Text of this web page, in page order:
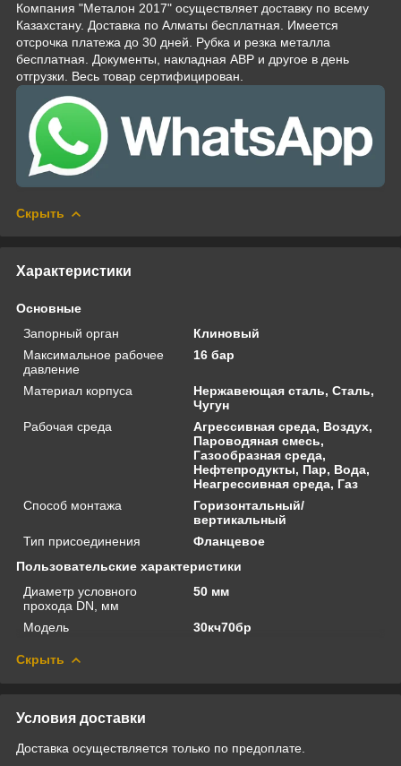
Компания "Металон 2017" осуществляет доставку по всему
Казахстану. Доставка по Алматы бесплатная. Имеется
отсрочка платежа до 30 дней. Рубка и резка металла
бесплатная. Документы, накладная АВР и другое в день
отгрузки. Весь товар сертифицирован.
Скрыть
Характеристики
Основные
Запорный орган
Клиновый
Максимальное рабочее
давление
16 бар
Материал корпуса
Нержавеющая сталь, Сталь,
Чугун
Рабочая среда
Агрессивная среда, Воздух,
Пароводяная смесь,
Газообразная среда,
Нефтепродукты, Пар, Вода,
Неагрессивная среда, Газ
Способ монтажа
Горизонтальный/
вертикальный
Тип присоединения
Фланцевое
Пользовательские характеристики
Диаметр условного
прохода DN, мм
50 мм
Модель 30кч70бр
Скрыть
Условия доставки
Доставка осуществляется только по предоплате.